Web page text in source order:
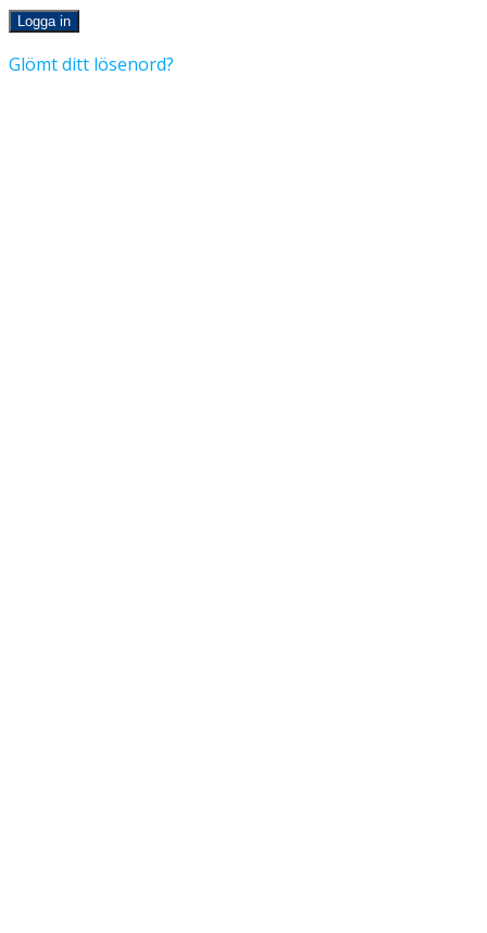
Glömt ditt lösenord?